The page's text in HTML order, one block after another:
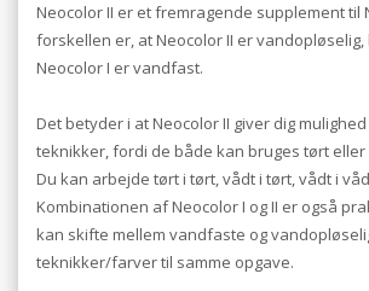
Neocolor II er et fremragende supplement til
forskellen er, at Neocolor II er vandopløselig,
Neocolor I er vandfast.
Det betyder i at Neocolor II giver dig
teknikker, fordi de både kan bruges tørt eller
Du kan arbejde tørt i tørt, vådt i tørt, vådt i
Kombinationen af Neocolor I og II er også
kan skifte mellem vandfaste og
teknikker/farver til samme opgave.